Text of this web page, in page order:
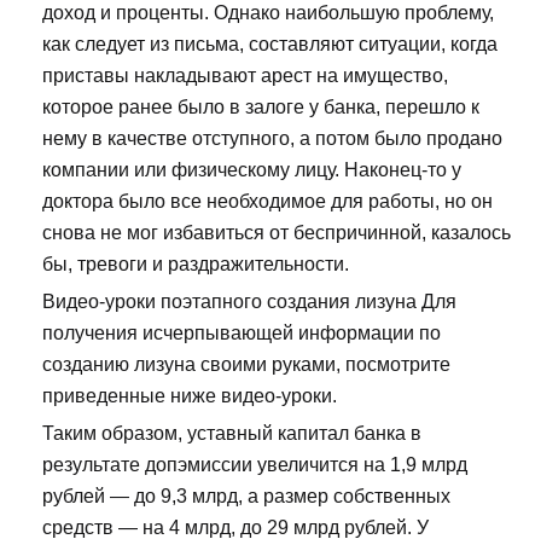
доход и проценты. Однако наибольшую проблему,
как следует из письма, составляют ситуации, когда
приставы накладывают арест на имущество,
которое ранее было в залоге у банка, перешло к
нему в качестве отступного, а потом было продано
компании или физическому лицу. Наконец-то у
доктора было все необходимое для работы, но он
снова не мог избавиться от беспричинной, казалось
бы, тревоги и раздражительности.
Видео-уроки поэтапного создания лизуна Для
получения исчерпывающей информации по
созданию лизуна своими руками, посмотрите
приведенные ниже видео-уроки.
Таким образом, уставный капитал банка в
результате допэмиссии увеличится на 1,9 млрд
рублей — до 9,3 млрд, а размер собственных
средств — на 4 млрд, до 29 млрд рублей. У